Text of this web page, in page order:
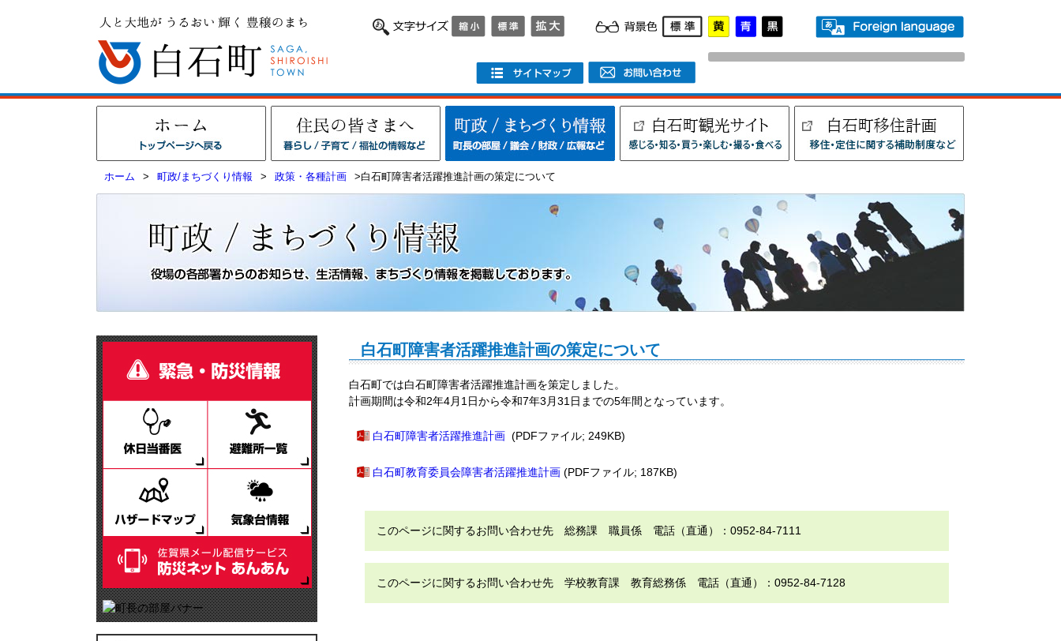
ホーム > 町政/まちづくり情報 > 政策・各種計画 >白石町障害者活躍推進計画の策定について
白石町障害者活躍推進計画の策定について
白石町では白石町障害者活躍推進計画を策定しました。
計画期間は令和2年4月1日から令和7年3月31日までの5年間となっています。
白石町障害者活躍推進計画 (PDFファイル; 249KB)
白石町教育委員会障害者活躍推進計画 (PDFファイル; 187KB)
このページに関するお問い合わせ先 総務課 職員係 電話（直通）：0952-84-7111
このページに関するお問い合わせ先 学校教育課 教育総務係 電話（直通）：0952-84-7128